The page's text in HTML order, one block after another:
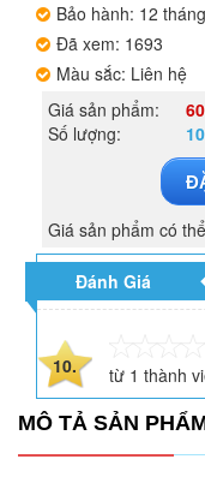
Bảo hành: 12 tháng
Đã xem: 1693
Màu sắc: Liên hệ
Giá sản phẩm:
Số lượng:
Giá sản phẩm có
Đánh Giá
10. từ 1 thành
MÔ TẢ SẢN